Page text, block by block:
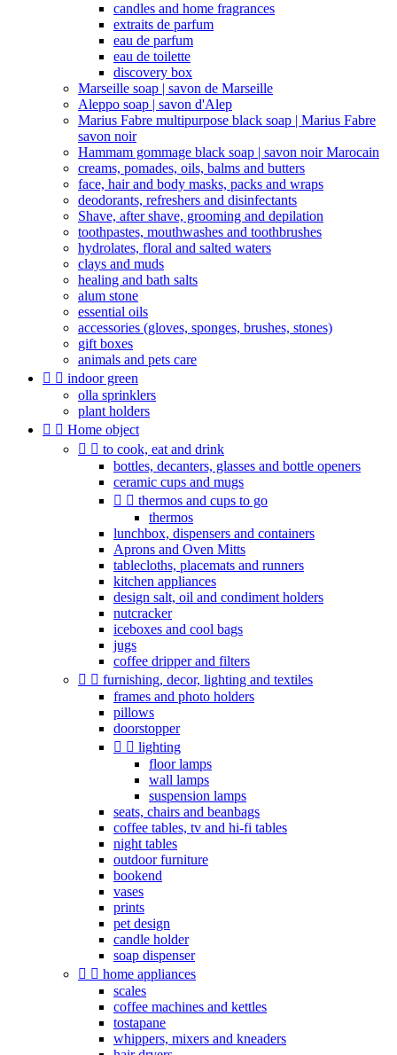
candles and home fragrances
extraits de parfum
eau de parfum
eau de toilette
discovery box
Marseille soap | savon de Marseille
Aleppo soap | savon d'Alep
Marius Fabre multipurpose black soap | Marius Fabre
savon noir
Hammam gommage black soap | savon noir Marocain
creams, pomades, oils, balms and butters
face, hair and body masks, packs and wraps
deodorants, refreshers and disinfectants
Shave, after shave, grooming and depilation
toothpastes, mouthwashes and toothbrushes
hydrolates, floral and salted waters
clays and muds
healing and bath salts
alum stone
essential oils
accessories (gloves, sponges, brushes, stones)
gift boxes
animals and pets care
  indoor green
olla sprinklers
plant holders
  Home object
  to cook, eat and drink
bottles, decanters, glasses and bottle openers
ceramic cups and mugs
  thermos and cups to go
thermos
lunchbox, dispensers and containers
Aprons and Oven Mitts
tablecloths, placemats and runners
kitchen appliances
design salt, oil and condiment holders
nutcracker
iceboxes and cool bags
jugs
coffee dripper and filters
  furnishing, decor, lighting and textiles
frames and photo holders
pillows
doorstopper
  lighting
floor lamps
wall lamps
suspension lamps
seats, chairs and beanbags
coffee tables, tv and hi-fi tables
night tables
outdoor furniture
bookend
vases
prints
pet design
candle holder
soap dispenser
  home appliances
scales
coffee machines and kettles
tostapane
whippers, mixers and kneaders